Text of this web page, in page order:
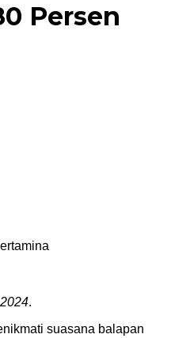
Persen
.
suasana balapan